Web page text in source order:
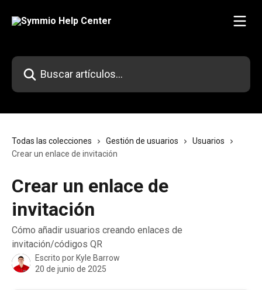
Buscar artículos...
Todas las colecciones Gestión de usuarios
Usuarios
Crear un enlace de invitación
Crear un enlace de
invitación
Cómo añadir usuarios creando enlaces de
invitación/códigos QR
Escrito por Kyle Barrow
20 de junio de 2025